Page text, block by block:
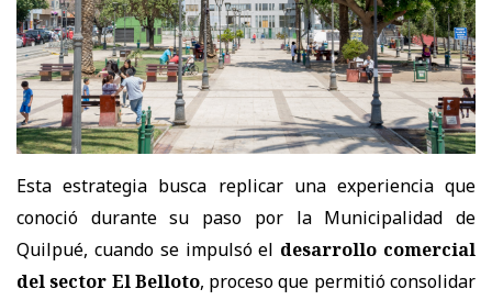
Esta estrategia busca replicar una experiencia que
conoció durante su paso por la Municipalidad de
Quilpué, cuando se impulsó el desarrollo comercial
del sector El Belloto, proceso que permitió consolidar